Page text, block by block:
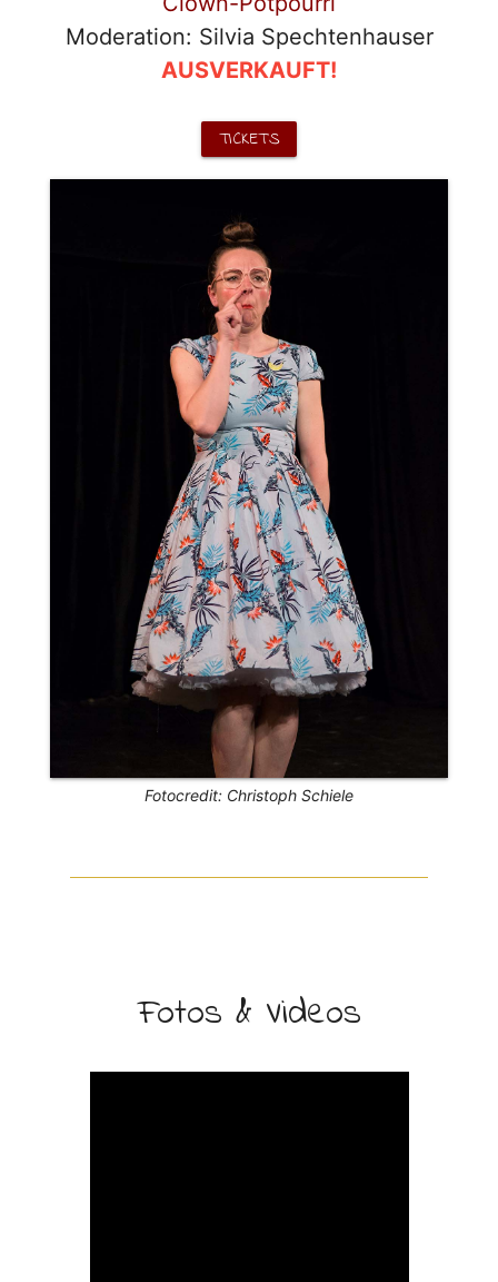
Moderation: Silvia Spechtenhauser
AUSVERKAUFT!
TICKETS
Fotocredit: Christoph Schiele
Fotos & Videos